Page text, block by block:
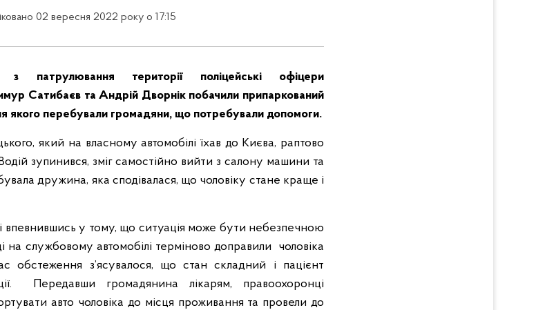
02 вересня 2022 року о 17:15
території поліцейські офіцери
Сатибаєв та Андрій Дворнік побачили припаркований
якого перебували громадяни, що потребували допомоги.
який на власному автомобілі їхав до Києва, раптово
зупинився, зміг самостійно вийти з салону машини та
дружина, яка сподівалася, що чоловіку стане краще і
впевнившись у тому, що ситуація може бути небезпечною
службовому автомобілі терміново доправили чоловіка
обстеження з’ясувалося, що стан складний і пацієнт
Передавши громадянина лікарям, правоохоронці
авто чоловіка до місця проживання та провели до